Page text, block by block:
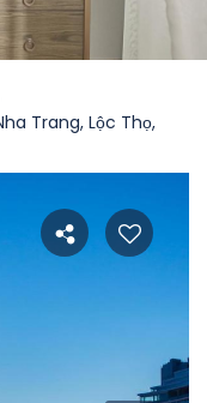
Trang, Lộc Thọ,